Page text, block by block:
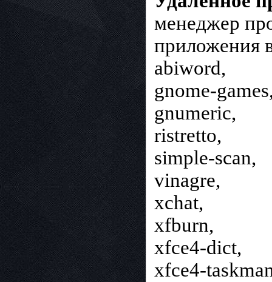
менеджер
приложения
abiword,
gnome-
gnumeric,
ristretto,
simple-scan,
vinagre,
xchat,
xfburn,
xfce4-dict,
xfce4-